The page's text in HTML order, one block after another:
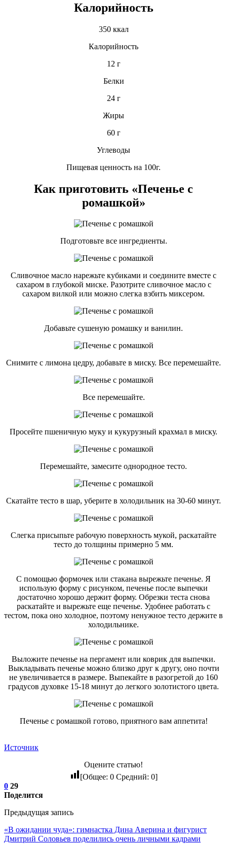
Калорийность
350 ккал
Калорийность
12 г
Белки
24 г
Жиры
60 г
Углеводы
Пищевая ценность на 100г.
Как приготовить «Печенье с
ромашкой»
Подготовьте все ингредиенты.
Сливочное масло нарежьте кубиками и соедините вместе с
сахаром в глубокой миске. Разотрите сливочное масло с
сахаром вилкой или можно слегка взбить миксером.
Добавьте сушеную ромашку и ванилин.
Снимите с лимона цедру, добавьте в миску. Все перемешайте.
Все перемешайте.
Просейте пшеничную муку и кукурузный крахмал в миску.
Перемешайте, замесите однородное тесто.
Скатайте тесто в шар, уберите в холодильник на 30-60 минут.
Слегка присыпьте рабочую поверхность мукой, раскатайте
тесто до толщины примерно 5 мм.
С помощью формочек или стакана вырежьте печенье. Я
использую форму с рисунком, печенье после выпечки
достаточно хорошо держит форму. Обрезки теста снова
раскатайте и вырежьте еще печенье. Удобнее работать с
тестом, пока оно холодное, поэтому ненужное тесто держите в
холодильнике.
Выложите печенье на пергамент или коврик для выпечки.
Выкладывать печенье можно близко друг к другу, оно почти
не увеличивается в размере. Выпекайте в разогретой до 160
градусов духовке 15-18 минут до легкого золотистого цвета.
Печенье с ромашкой готово, приятного вам аппетита!
Источник
Оцените статью!
[Общее: 0Средний: 0]
0 29
Поделится
Предыдущая запись
«В ожидании чуда»: гимнастка Дина Аверина и фигурист
Дмитрий Соловьев поделились очень личными кадрами